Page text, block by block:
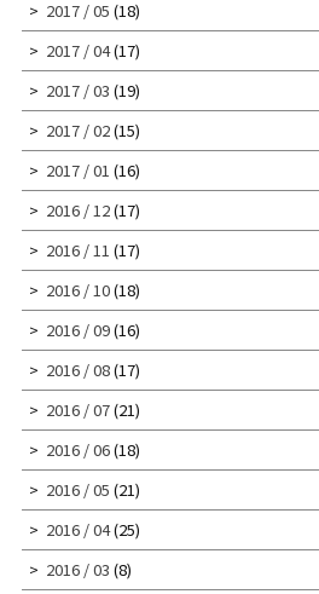
2017 / 05 (18)
2017 / 04(17)
2017 / 03 (19)
2017 / 02(15)
2017 / 01 (16)
2016 / 12(17)
2016 / 11 (17)
2016 / 10(18)
2016 / 09(16)
2016 / 08(17)
2016 / 07(21)
2016 / 06(18)
2016 / 05 (21)
2016 / 04(25)
2016 / 03 (8)